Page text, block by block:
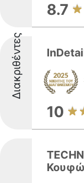
8.7
Διακριθέντες
10